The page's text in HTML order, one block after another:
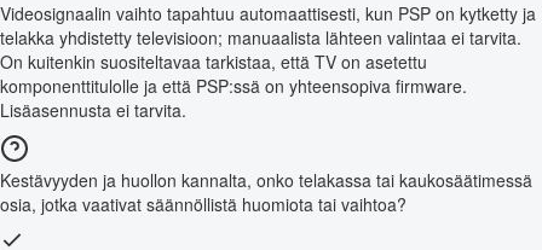
Videosignaalin vaihto tapahtuu automaattisesti, kun PSP on kytketty ja
telakka yhdistetty televisioon; manuaalista lähteen valintaa ei tarvita.
On kuitenkin suositeltavaa tarkistaa, että TV on asetettu
komponenttitulolle ja että PSP:ssä on yhteensopiva firmware.
Lisäasennusta ei tarvita.
Kestävyyden ja huollon kannalta, onko telakassa tai kaukosäätimessä
osia, jotka vaativat säännöllistä huomiota tai vaihtoa?